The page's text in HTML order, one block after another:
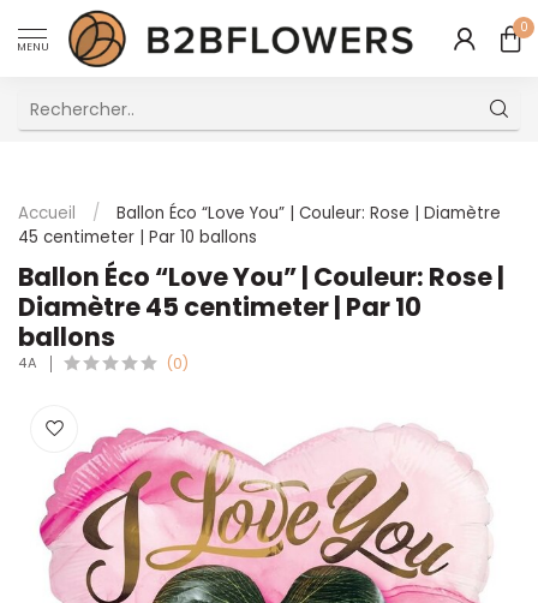
MENU
0
Accueil /
Ballon Éco “Love You” | Couleur: Rose | Diamètre
45 centimeter | Par 10 ballons
Ballon Éco “Love You” | Couleur: Rose |
Diamètre 45 centimeter | Par 10
ballons
4A (0)